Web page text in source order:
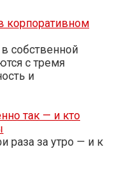
корпоративном
собственной
с тремя
и
так — и кто
раза за утро — и к